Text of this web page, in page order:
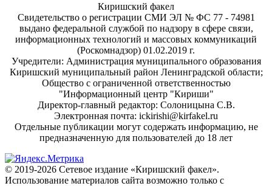
Киришский факел
Свидетельство о регистрации СМИ ЭЛ № ФС 77 - 74981
выдано федеральной службой по надзору в сфере связи,
информационных технологий и массовых коммуникаций
(Роскомнадзор) 01.02.2019 г.
Учредители: Администрация муниципального образования
Киришский муниципальный район Ленинградской области;
Общество с ограниченной ответственностью
"Информационный центр "Кириши"
Директор-главный редактор: Солоницына С.В.
Электронная почта: ickirishi@kirfakel.ru
Отдельные публикации могут содержать информацию, не
предназначенную для пользователей до 18 лет
© 2019-2026 Сетевое издание «Киришский факел».
Использование материалов сайта возможно только с